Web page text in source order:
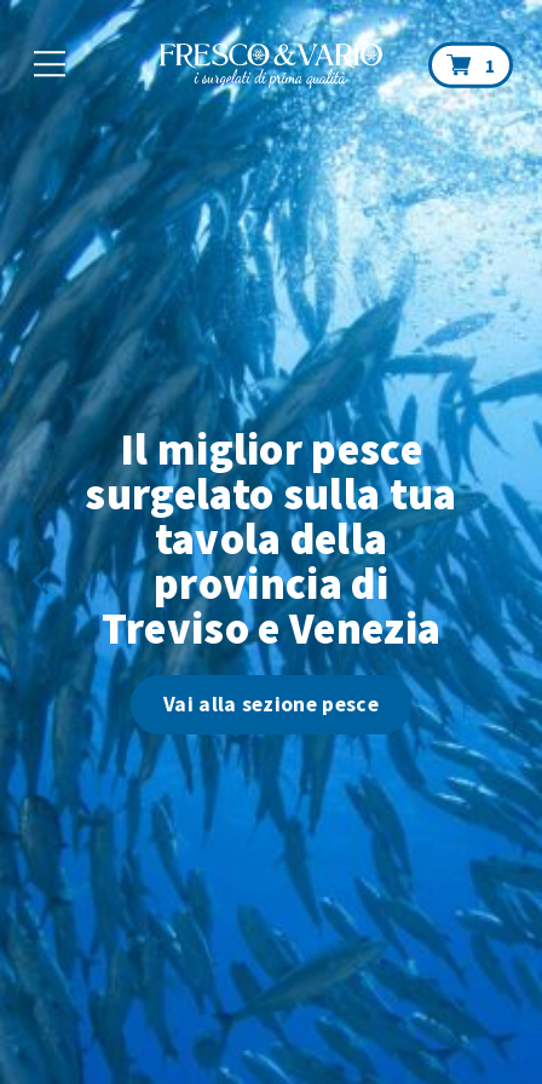
1
Il miglior pesce
surgelato sulla tua
tavoladella
provincia di
Treviso e Venezia
Vai alla sezione pesce